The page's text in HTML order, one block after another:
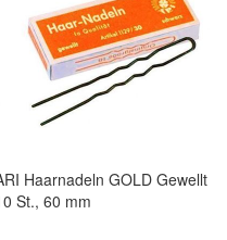
Haarnadeln GOLD Gewellt
St., 60 mm